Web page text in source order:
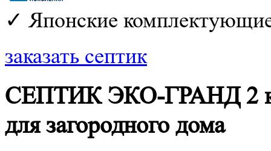
✓ Японские
заказать септик
СЕПТИК ЭКО-ГРАНД 2
для загородного дома